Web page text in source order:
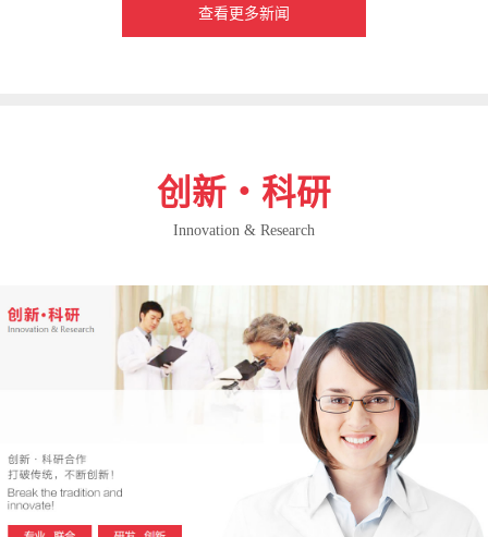
查看更多新闻
创新・科研
Innovation & Research